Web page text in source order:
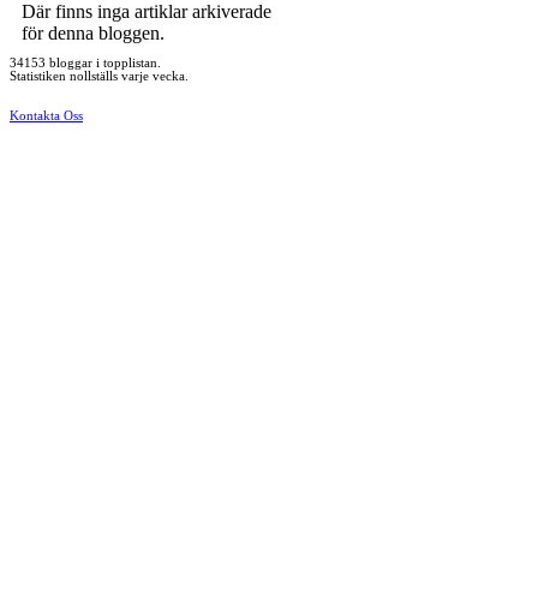
Där finns inga artiklar arkiverade
för denna bloggen.
34153 bloggar i topplistan.
Statistiken nollställs varje vecka.
Kontakta Oss